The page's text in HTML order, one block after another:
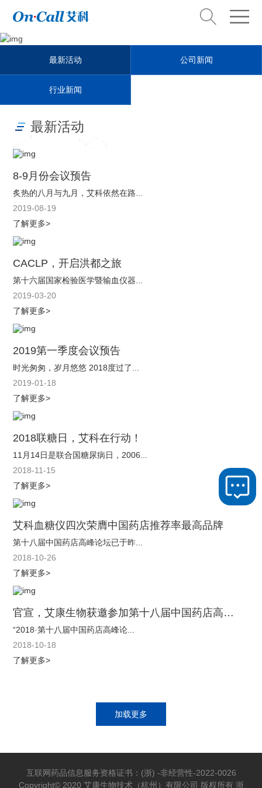
News Center
新闻中心
最新活动 公司新闻
行业新闻
最新活动
8-9月份会议预告
炙热的八月与九月，艾科依然在路...
2019-08-19
了解更多>
CACLP，开启洪都之旅
第十六届国家检验医学暨输血仪器...
2019-03-20
了解更多>
2019第一季度会议预告
时光匆匆，岁月悠悠 2018度过了...
2019-01-18
了解更多>
2018联糖日，艾科在行动！
11月14日是联合国糖尿病日，2006...
2018-11-15
了解更多>
艾科血糖仪四次荣膺中国药店推荐率最高品牌
第十八届中国药店高峰论坛已于昨...
2018-10-26
了解更多>
官宣，艾康生物获邀参加第十八届中国药店高峰论坛
“2018·第十八届中国药店高峰论...
2018-10-18
了解更多>
加载更多
互联网药品信息服务资格证书：(浙) -非经营性-2022-0026
Copyright© 2020 艾康生物技术（杭州）有限公司 版权所有 浙